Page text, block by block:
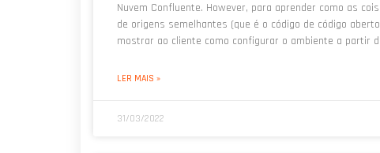
Nuvem Confluente. However, para aprender como as
de origens semelhantes (que é o código de código
mostrar ao cliente como configurar o ambiente a partir
LER MAIS »
31/03/2022